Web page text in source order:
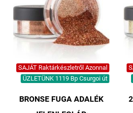
SAJÁT Raktárkészletről Azonnal
ÜZLETÜNK 1119 Bp Csurgoi út
BRONSE FUGA ADALÉK